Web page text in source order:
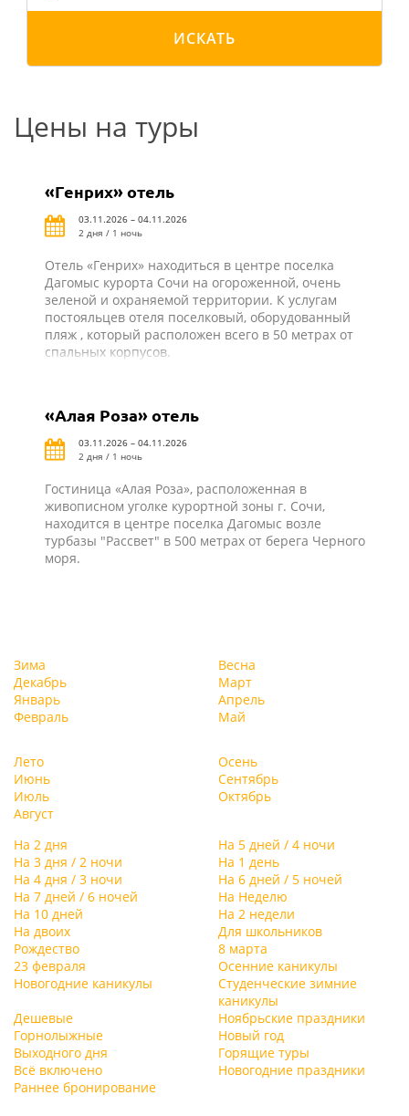
ИСКАТЬ
Цены на туры
«Генрих» отель
03.11.2026 – 04.11.2026
2 дня / 1 ночь
Отель «Генрих» находиться в центре поселка
Дагомыс курорта Сочи на огороженной, очень
зеленой и охраняемой территории. К услугам
постояльцев отеля поселковый, оборудованный
пляж , который расположен всего в 50 метрах от
спальных корпусов.
«Алая Роза» отель
03.11.2026 – 04.11.2026
2 дня / 1 ночь
Гостиница «Алая Роза», расположенная в
живописном уголке курортной зоны г. Сочи,
находится в центре поселка Дагомыс возле
турбазы "Рассвет" в 500 метрах от берега Черного
моря.
Зима
Декабрь
Январь
Февраль
Весна
Март
Апрель
Май
Лето
Июнь
Июль
Август
Осень
Сентябрь
Октябрь
На 2 дня
На 5 дней / 4 ночи
На 3 дня / 2 ночи
На 1 день
На 4 дня / 3 ночи
На 6 дней / 5 ночей
На 7 дней / 6 ночей
На Неделю
На 10 дней
На 2 недели
На двоих
Для школьников
Рождество
8 марта
23 февраля
Осенние каникулы
Новогодние каникулы
Студенческие зимние
каникулы
Дешевые
Ноябрьские праздники
Горнолыжные
Новый год
Выходного дня
Горящие туры
Всё включено
Новогодние праздники
Раннее бронирование